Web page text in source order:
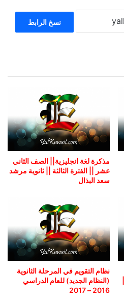
نسخ الرابط
مذكرة لغة انجليزية|| الصف الثاني
عشر || الفترة الثالثة || ثانوية مرشد
سعد البذال
نظام التقويم في المرحلة الثانوية
(النظام الجديد) للعام الدراسي
2016 – 2017